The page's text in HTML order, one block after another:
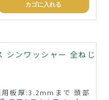
カゴに入れる
シンワッシャー 全ねじ
板厚:3.2mmまで 頭部